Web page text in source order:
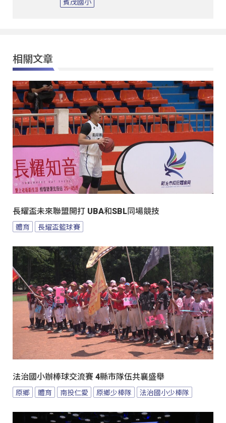
賓茂國小
相關文章
長耀盃未來聯盟開打 UBA和SBL同場競技
體育 長耀盃籃球賽
法治國小辦棒球交流賽 4縣市隊伍共襄盛舉
原鄉 體育 南投仁愛 原鄉少棒隊 法治國小少棒隊